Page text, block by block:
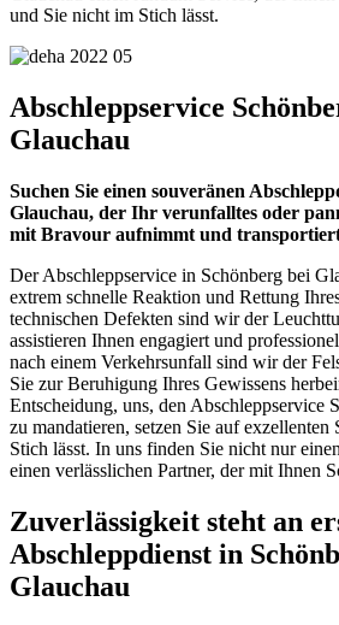
und Sie nicht im Stich lässt.
Abschleppservice
Glauchau
Suchen Sie einen souveränen
Glauchau, der Ihr verunfalltes oder
mit Bravour aufnimmt und
Der Abschleppservice in Schönberg bei
extrem schnelle Reaktion und Rettung
technischen Defekten sind wir der
assistieren Ihnen engagiert und
nach einem Verkehrsunfall sind wir der
Sie zur Beruhigung Ihres Gewissens
Entscheidung, uns, den Abschleppservice
zu mandatieren, setzen Sie auf
Stich lässt. In uns finden Sie nicht nur
einen verlässlichen Partner, der mit Ihnen
Zuverlässigkeit steht an
Abschleppdienst in
Glauchau